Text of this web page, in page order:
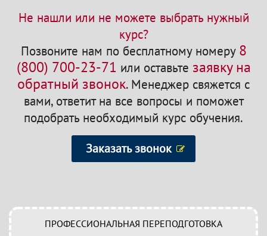
Не нашли или не можете выбрать нужный
курс?
Позвоните нам по бесплатному номеру 8
(800) 700-23-71 или оставьте заявку на
обратный звонок.Менеджер свяжется с
вами, ответит на все вопросы и поможет
подобрать необходимый курс обучения.
Заказать звонок
ПРОФЕССИОНАЛЬНАЯ ПЕРЕПОДГОТОВКА